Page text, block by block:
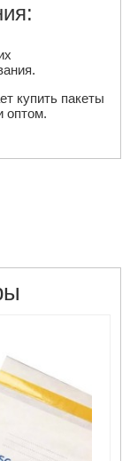
купить пакеты
оптом.